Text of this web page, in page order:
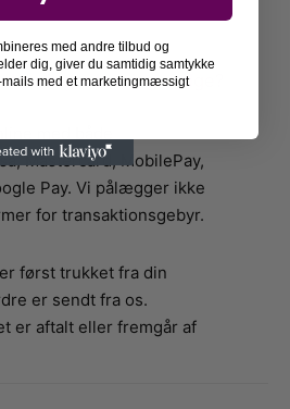
kan jeg vælge?
Mastercard, MobilePay,
Pay. Vi pålægger ikke
for transaktionsgebyr.
først trukket fra din
er sendt fra os.
er aftalt eller fremgår af
med andre tilbud og
dig, giver du samtidig samtykke
med et marketingmæssigt